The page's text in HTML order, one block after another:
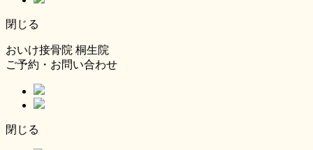
閉じる
おいけ接骨院 桐生院
ご予約・お問い合わせ
閉じる